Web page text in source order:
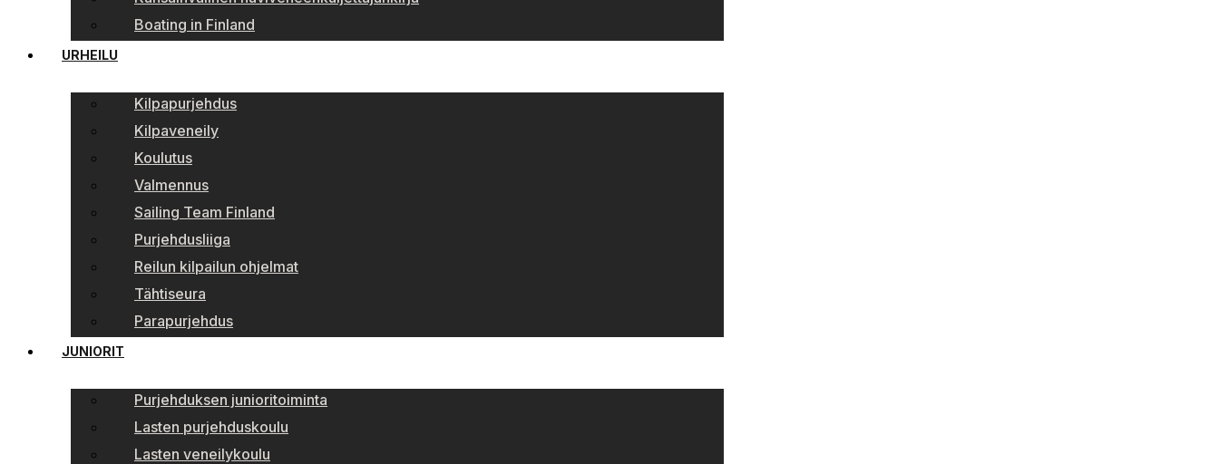
Boating in Finland
URHEILU
Kilpapurjehdus
Kilpaveneily
Koulutus
Valmennus
Sailing Team Finland
Purjehdusliiga
Reilun kilpailun ohjelmat
Tähtiseura
Parapurjehdus
JUNIORIT
Purjehduksen junioritoiminta
Lasten purjehduskoulu
Lasten veneilykoulu